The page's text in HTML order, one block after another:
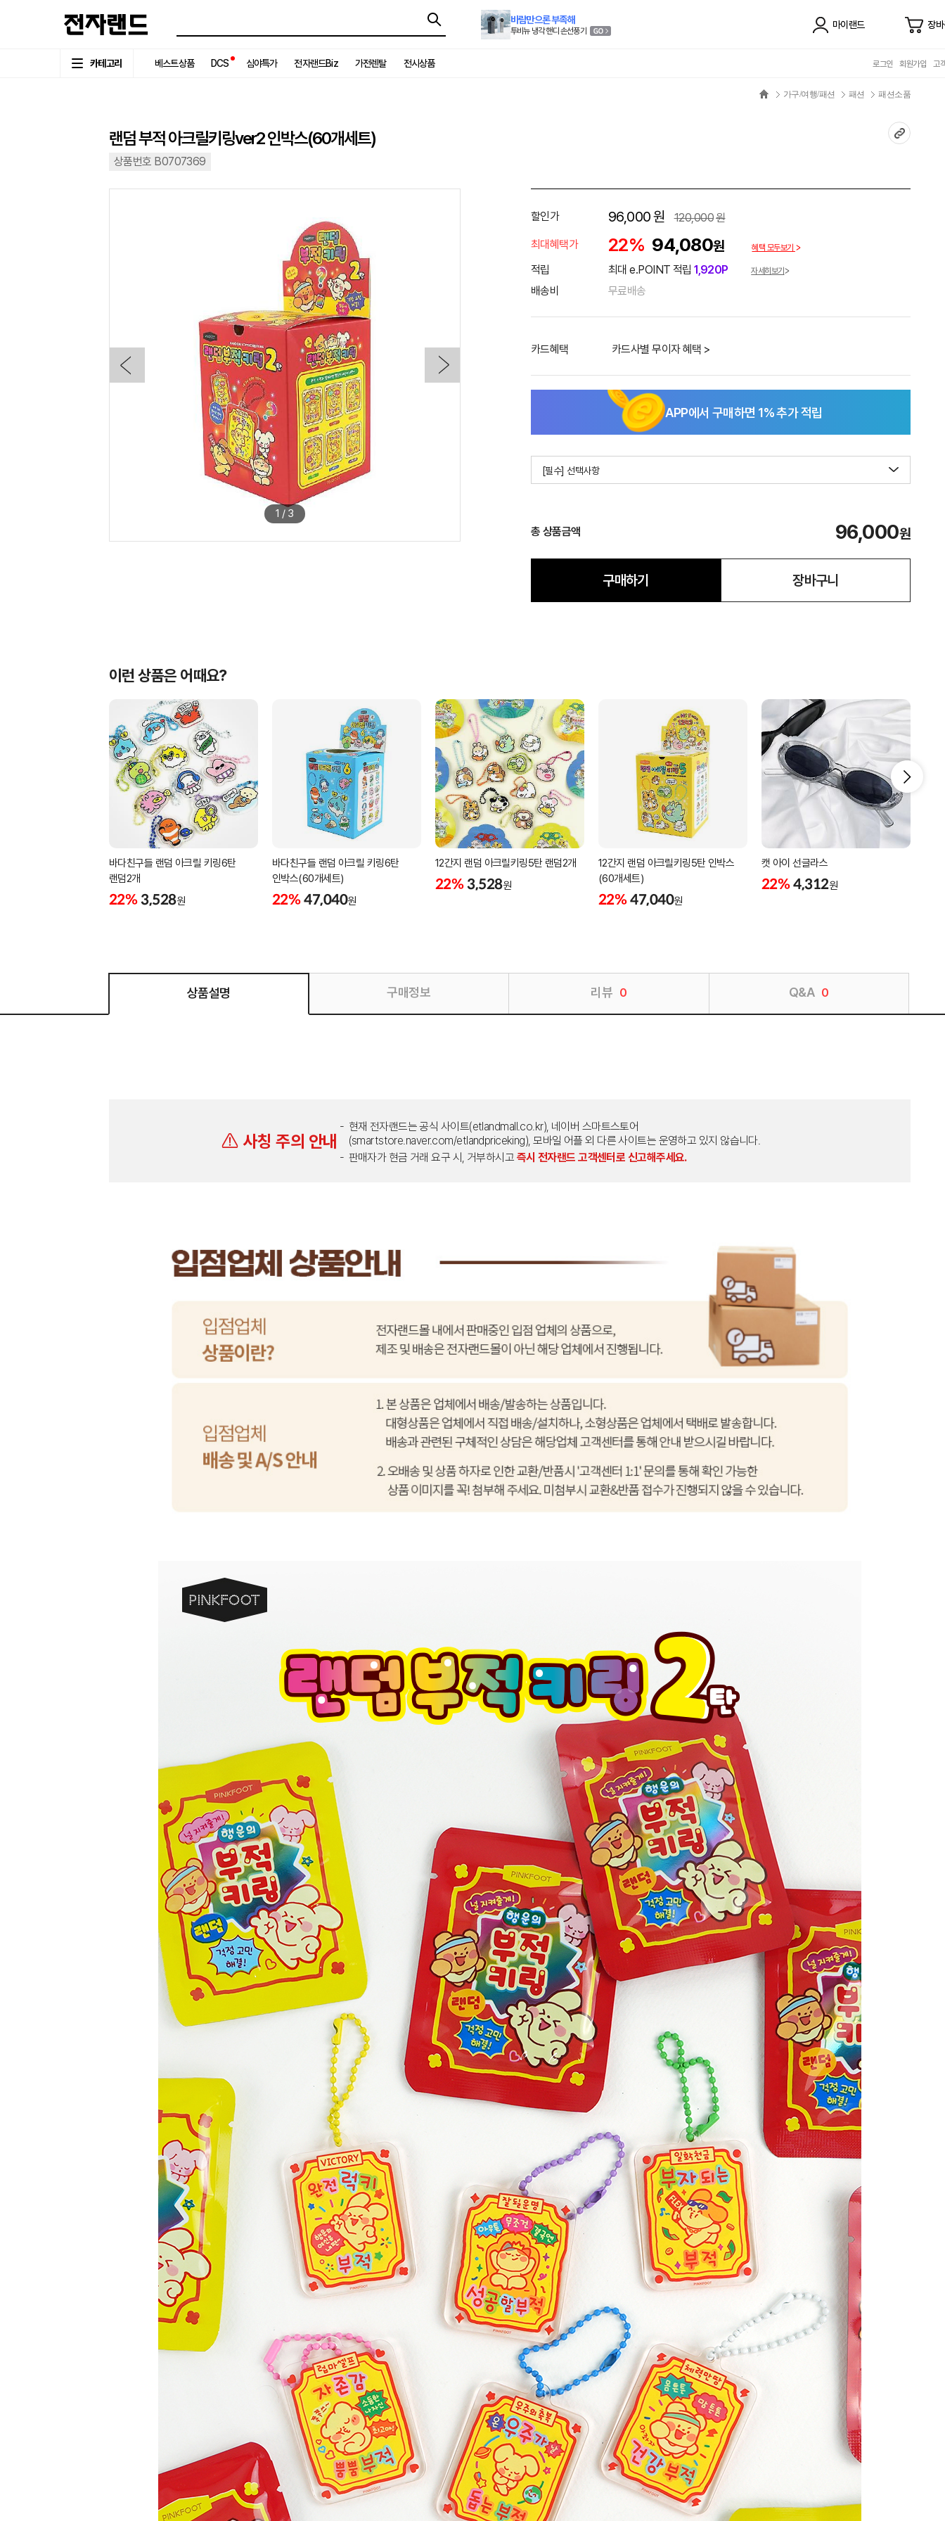
바람만으론 부족해
투비뉴 냉각 핸디 손선풍기
마이랜드 장
카테고리 베스트상품 DCS 심야특가 전자랜드Biz 가전렌탈 전시상품 로그인 회원가입 고
가구/여행/패션 패션 패션소품
랜덤 부적 아크릴키링ver2 인박스(60개세트)
상품번호 B0707369
1 / 3
할인가 96,000원 120,000원
최대혜택가
22% 94,080원 혜택 모두보기
적립 최대 e.POINT 적립1,920P 자세히보기
배송비 무료배송
카드혜택 카드사별 무이자 혜택 >
APP에서 구매하면 1% 추가 적립
[필수] 선택사항
총 상품금액 96,000원
구매하기 장바구니
이런 상품은 어때요?
바다친구들 랜덤 아크릴 키링6탄
랜덤2개
22% 3,528원
바다친구들 랜덤 아크릴 키링6탄
인박스(60개세트)
22% 47,040원
12간지 랜덤 아크릴키링5탄 랜덤2개
22% 3,528원
12간지 랜덤 아크릴키링5탄 인박스
(60개세트)
22% 47,040원
캣 아이 선글라스
22% 4,312원
상품설명 구매정보 리뷰 0 Q&A 0
사칭 주의 안내
현재 전자랜드는 공식 사이트(etlandmall.co.kr), 네이버 스마트스토어
(smartstore.naver.com/etlandpriceking), 모바일 어플 외 다른 사이트는 운영하고 있지 않습니다.
판매자가 현금 거래 요구 시, 거부하시고 즉시 전자랜드 고객센터로 신고해주세요.